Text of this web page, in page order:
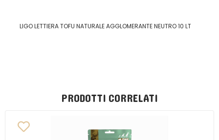
LIGO LETTIERA TOFU NATURALE AGGLOMERANTE NEUTRO 10 LT
PRODOTTI CORRELATI